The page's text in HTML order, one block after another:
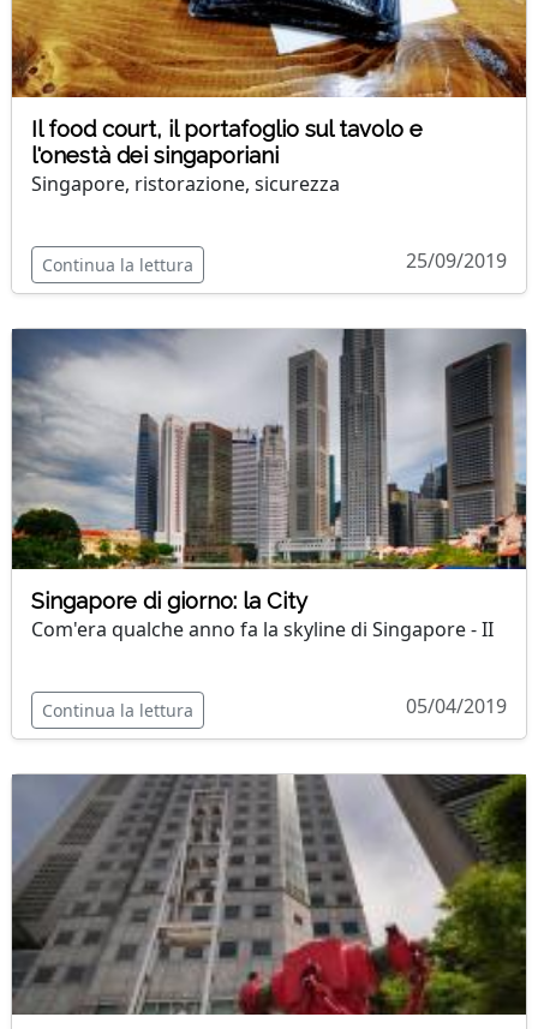
Il food court, il portafoglio sul tavolo e
l'onestà dei singaporiani
Singapore, ristorazione, sicurezza
Continua la lettura 25/09/2019
Singapore di giorno: la City
Com'era qualche anno fa la skyline di Singapore - II
Continua la lettura 05/04/2019